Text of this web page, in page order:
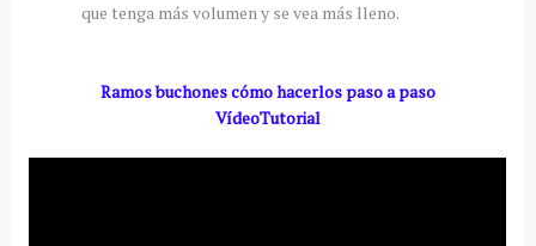
que tenga más volumen y se vea más lleno.
Ramos buchones cómo hacerlos paso a paso
VídeoTutorial